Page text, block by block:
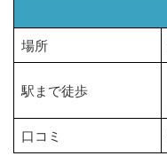
場所
駅まで徒歩
口コミ